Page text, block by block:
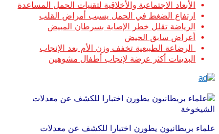
الأبعاد الاجتماعية والأخلاقية لتقنيات الحمل المساعدة
ارتفاع الضغط في الحمل يسبب أمراض القلب
الرياضة تقلل خطر الإصابة بسرطان المبيض
أعراض سابق الحيض
الرضاعة الطبيعية تخفف وزن الأم بعد الإنجاب
البدينات أكثر عرضة لإنجاب أطفال مشوهين
علماء بريطانيون يطورن اختبارا للكشف عن معدلات